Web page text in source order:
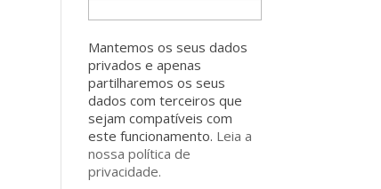
Mantemos os seus dados
privados e apenas
partilharemos os seus
dados com terceiros que
sejam compatíveis com
este funcionamento. Leia a
nossa política de
privacidade.